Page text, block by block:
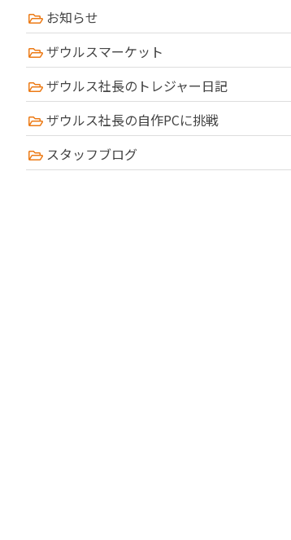
お知らせ
ザウルスマーケット
ザウルス社長のトレジャー日記
ザウルス社長の自作PCに挑戦
スタッフブログ